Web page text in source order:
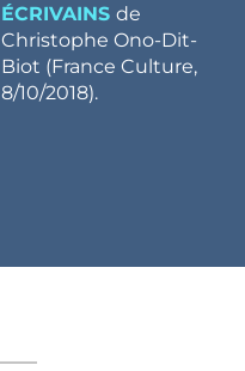
ÉCRIVAINS de
Christophe Ono-Dit-
Biot (France Culture,
8/10/2018).